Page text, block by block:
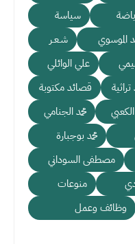
سياسة
الموسوي
شـعـر
علي الوائلي
قصائد مكتوبة
محمد الجنامي
محمد بوجبارة
مصطفى السوداني
منوعات
وظائف وعمل